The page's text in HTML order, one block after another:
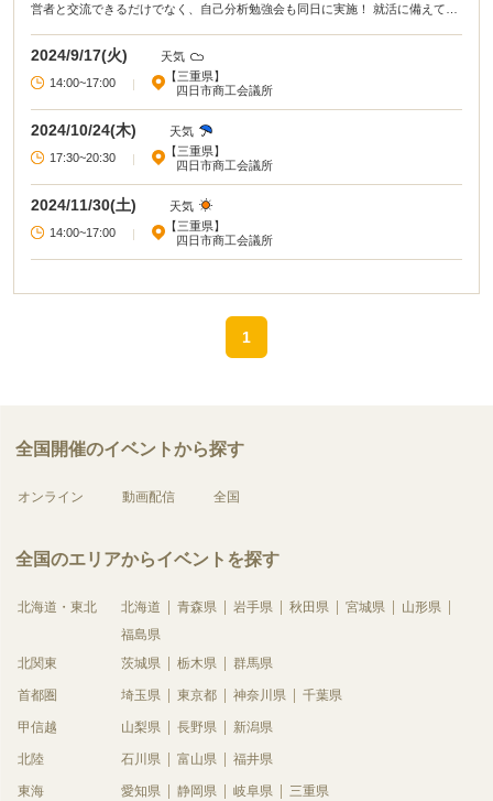
営者と交流できるだけでなく、自己分析勉強会も同日に実施！ 就活に備えて不
2024/9/17(火)
天気
14:00~17:00
|
【三重県】
四日市商工会議所
2024/10/24(木)
天気
17:30~20:30
|
【三重県】
四日市商工会議所
2024/11/30(土)
天気
14:00~17:00
|
【三重県】
四日市商工会議所
1
全国開催のイベントから探す
オンライン 動画配信 全国
全国のエリアからイベントを探す
北海道・東北 北海道 青森県 岩手県 秋田県 宮城県
山形県
福島県
北関東
茨城県 栃木県 群馬県
首都圏 埼玉県 東京都 神奈川県 千葉県
甲信越 山梨県 長野県 新潟県
北陸 石川県 富山県 福井県
東海 愛知県 静岡県 岐阜県 三重県